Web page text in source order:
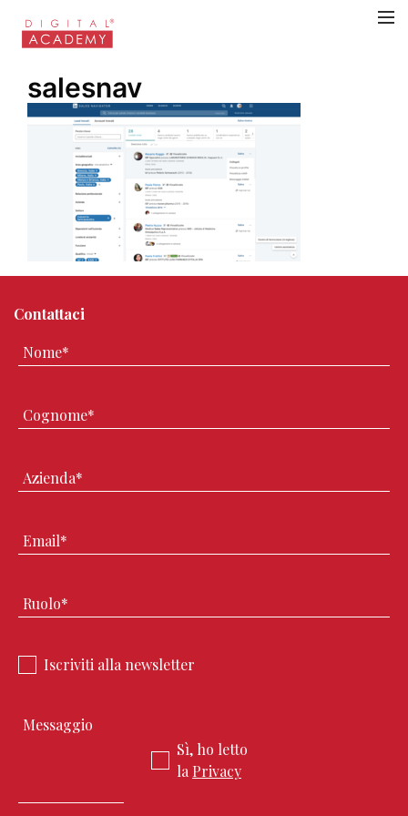
salesnav
Contattaci
Iscriviti alla newsletter
Sì, ho letto
la Privacy